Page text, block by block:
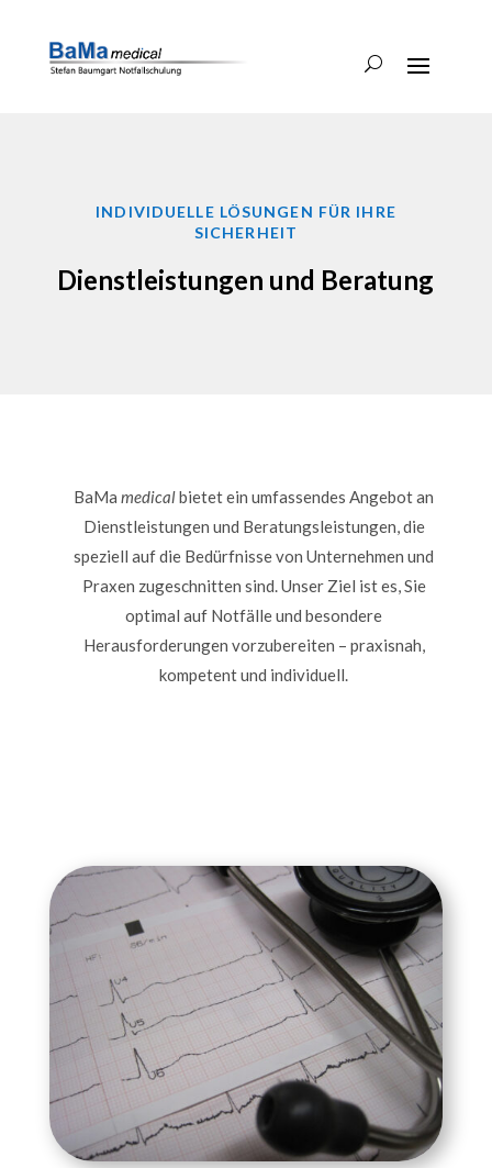
INDIVIDUELLE LÖSUNGEN FÜR IHRE
SICHERHEIT
Dienstleistungen und Beratung
BaMamedicalbietet ein umfassendes Angebot an
Dienstleistungen und Beratungsleistungen, die
speziell auf die Bedürfnisse von Unternehmen und
Praxen zugeschnitten sind. Unser Ziel ist es, Sie
optimal auf Notfälle und besondere
Herausforderungen vorzubereiten – praxisnah,
kompetent und individuell.